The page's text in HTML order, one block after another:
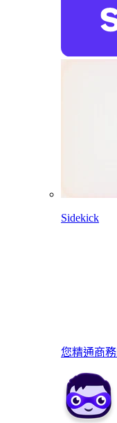
Sidekick
您精通商